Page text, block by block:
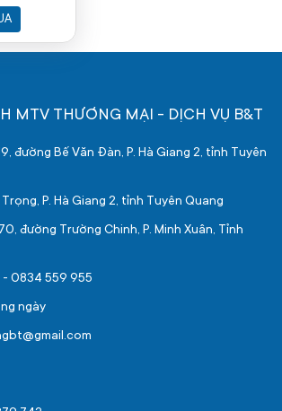
| 1Yr)
MTV THƯƠNG MẠI - DỊCH VỤ B&T
đường Bế Văn Đàn, P. Hà Giang 2, tỉnh Tuyên
Trọng, P. Hà Giang 2, tỉnh Tuyên Quang
đường Trường Chinh, P. Minh Xuân, Tỉnh
- 0834 559 955
ngày